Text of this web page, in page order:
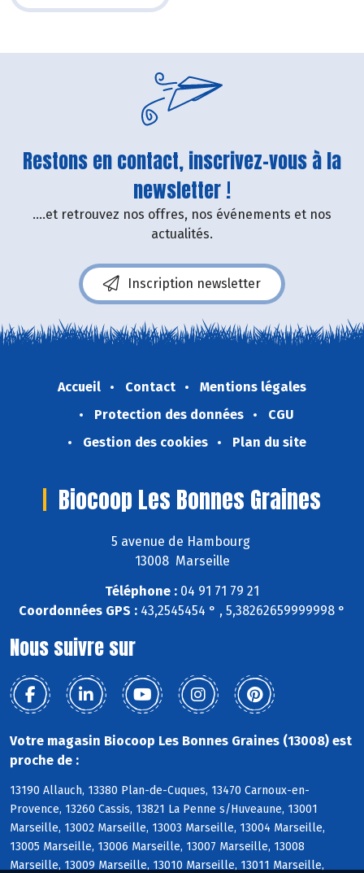
Restons en contact, inscrivez-vous à la
newsletter !
....et retrouvez nos offres, nos événements et nos
actualités.
Inscription newsletter
Accueil Contact
Mentions légales
Protection des données
CGU
Gestion des cookies
Plan du site
Biocoop Les Bonnes Graines
5 avenue de Hambourg
13008 Marseille
Téléphone : 04 91 71 79 21
Coordonnées GPS : 43,2545454 ° , 5,38262659999998 °
Nous suivre sur
Votre magasin Biocoop Les Bonnes Graines (13008) est
proche de :
13190 Allauch, 13380 Plan-de-Cuques, 13470 Carnoux-en-
Provence, 13260 Cassis, 13821 La Penne s/Huveaune, 13001
Marseille, 13002 Marseille, 13003 Marseille, 13004 Marseille,
13005 Marseille, 13006 Marseille, 13007 Marseille, 13008
Marseille, 13009 Marseille, 13010 Marseille, 13011 Marseille,